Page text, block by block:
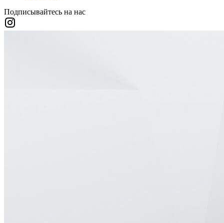
Подписывайтесь на нас